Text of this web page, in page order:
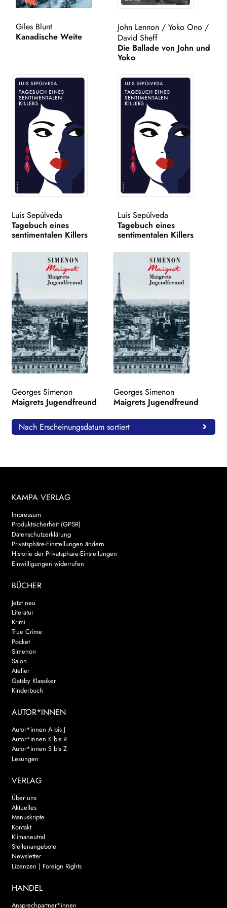
Giles Blunt
Kanadische Weite
John Lennon /Yoko Ono /
David Sheff
Die Ballade von John und
Yoko
Luis Sepúlveda
Tagebuch eines
sentimentalen Killers
Luis Sepúlveda
Tagebuch eines
sentimentalen Killers
Georges Simenon
Maigrets Jugendfreund
Georges Simenon
Maigrets Jugendfreund
Nach Erscheinungsdatum sortiert
KAMPA VERLAG
Impressum
Produktsicherheit (GPSR)
Datenschutzerklärung
Privatsphäre-Einstellungen ändern
Historie der Privatsphäre-Einstellungen
Einwilligungen widerrufen
BÜCHER
Jetzt neu
Literatur
Krimi
True Crime
Pocket
Simenon
Salon
Atelier
Gatsby Klassiker
Kinderbuch
AUTOR*INNEN
Autor*innen A bis J
Autor*innen K bis R
Autor*innen S bis Z
Lesungen
VERLAG
Über uns
Aktuelles
Manuskripte
Kontakt
Klimaneutral
Stellenangebote
Newsletter
Lizenzen | Foreign Rights
HANDEL
Ansprechpartner*innen